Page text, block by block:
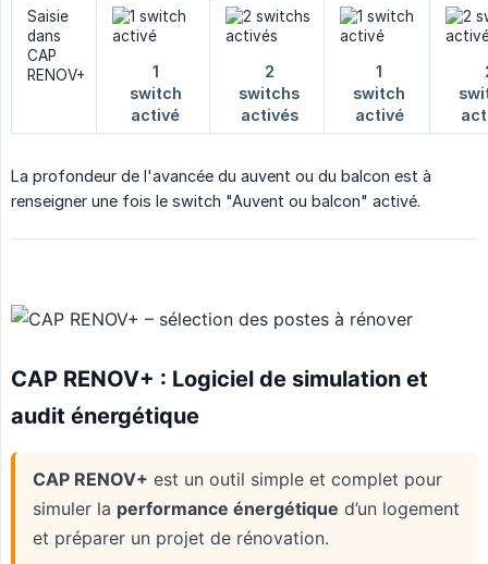
Saisie
dans
CAP
RENOV+
La profondeur de l'avancée du auvent ou du balcon est à
renseigner une fois le switch "Auvent ou balcon" activé.